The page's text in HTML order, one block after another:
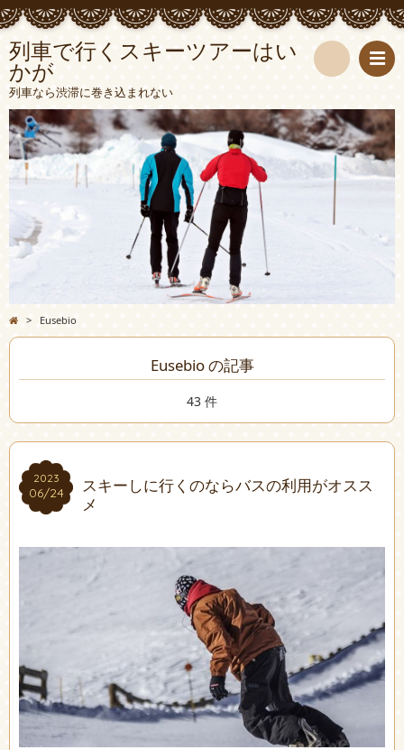
列車で行くスキーツアーはい
かが
列車なら渋滞に巻き込まれない
索
> Eusebio
Eusebio の記事
43 件
2023
06/24
2023
06/24
スキーしに行くのならバスの利用がオスス
メ